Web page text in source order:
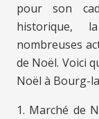
pour son
historique,
nombreuses
de Noël. Voici
Noël à Bourg-
1. Marché de